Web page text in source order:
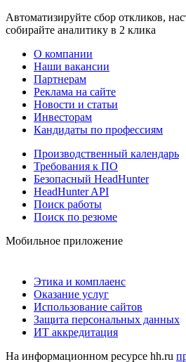
Автоматизируйте сбор откликов,
собирайте аналитику в 2 клика
О компании
Наши вакансии
Партнерам
Реклама на сайте
Новости и статьи
Инвесторам
Кандидаты по профессиям
Производственный календарь
Требования к ПО
Безопасный HeadHunter
HeadHunter API
Поиск работы
Поиск по резюме
Мобильное приложение
Этика и комплаенс
Оказание услуг
Использование сайтов
Защита персональных данных
ИТ аккредитация
На информационном ресурсе hh.ru